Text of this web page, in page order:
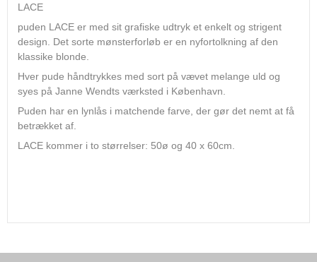
LACE
puden LACE er med sit grafiske udtryk et enkelt og strigent
design. Det sorte mønsterforløb er en nyfortolkning af den
klassike blonde.
Hver pude håndtrykkes med sort på vævet melange uld og
syes på Janne Wendts værksted i København.
Puden har en lynlås i matchende farve, der gør det nemt at få
betrækket af.
LACE kommer i to størrelser: 50ø og 40 x 60cm.